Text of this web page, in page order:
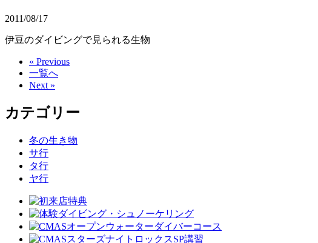
2011/08/17
伊豆のダイビングで見られる生物
« Previous
一覧へ
Next »
カテゴリー
冬の生き物
サ行
タ行
ヤ行